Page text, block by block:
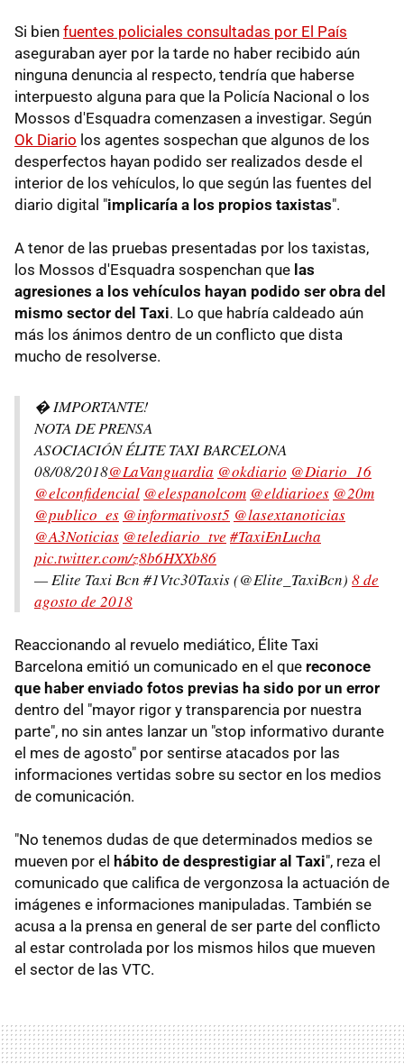
Si bien fuentes policiales consultadas por El País
aseguraban ayer por la tarde no haber recibido aún
ninguna denuncia al respecto, tendría que haberse
interpuesto alguna para que la Policía Nacional o los
Mossos d'Esquadra comenzasen a investigar. Según
Ok Diario los agentes sospechan que algunos de los
desperfectos hayan podido ser realizados desde el
interior de los vehículos, lo que según las fuentes del
diario digital "implicaría a los propios taxistas".
A tenor de las pruebas presentadas por los taxistas,
los Mossos d'Esquadra sospenchan que las
agresiones a los vehículos hayan podido ser obra del
mismo sector del Taxi. Lo que habría caldeado aún
más los ánimos dentro de un conflicto que dista
mucho de resolverse.
� IMPORTANTE!
NOTA DE PRENSA
ASOCIACIÓN ÉLITE TAXI BARCELONA
08/08/2018@LaVanguardia @okdiario @Diario_16
@elconfidencial @elespanolcom @eldiarioes @20m
@publico_es @informativost5 @lasextanoticias
@A3Noticias @telediario_tve #TaxiEnLucha
pic.twitter.com/z8b6HXXb86
— Elite Taxi Bcn #1Vtc30Taxis (@Elite_TaxiBcn) 8 de
agosto de 2018
Reaccionando al revuelo mediático, Élite Taxi
Barcelona emitió un comunicado en el que reconoce
que haber enviado fotos previas ha sido por un error
dentro del "mayor rigor y transparencia por nuestra
parte", no sin antes lanzar un "stop informativo durante
el mes de agosto" por sentirse atacados por las
informaciones vertidas sobre su sector en los medios
de comunicación.
"No tenemos dudas de que determinados medios se
mueven por el hábito de desprestigiar al Taxi", reza el
comunicado que califica de vergonzosa la actuación de
imágenes e informaciones manipuladas. También se
acusa a la prensa en general de ser parte del conflicto
al estar controlada por los mismos hilos que mueven
el sector de las VTC.